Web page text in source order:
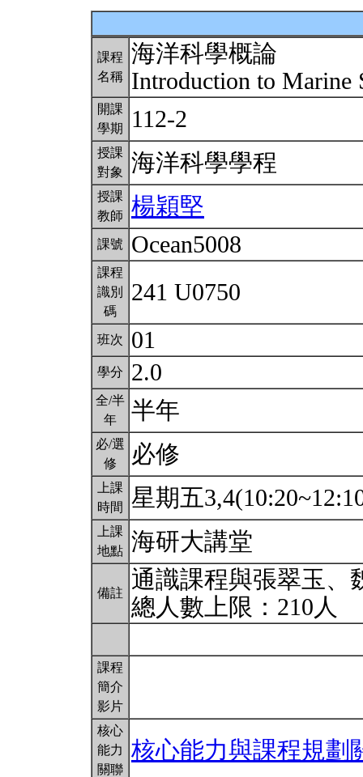
課程
名稱
海洋科學概論
Introduction to Marine
開課
學期
112-2
授課
對象
海洋科學學程
授課
教師
楊穎堅
課號 Ocean5008
課程
識別
碼
241 U0750
班次 01
學分 2.0
全/半
年
半年
必/選
修
必修
上課
時間
星期五
上課
地點 海研大講堂
備註
通識課程與張翠玉、
總人數上限：210人
課程
簡介
影片
核心
能力
關聯
核心能力與課程規劃